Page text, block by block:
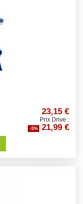
23,15 €
Prix Drive :
-5% 21,99 €